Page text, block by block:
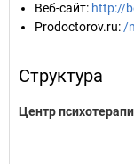
Веб-сайт: http://
Prodoctorov.ru: /
Структура
Центр